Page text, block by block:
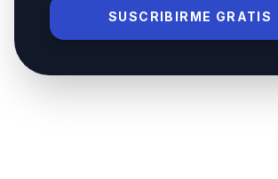
SUSCRIBIRME GRATIS